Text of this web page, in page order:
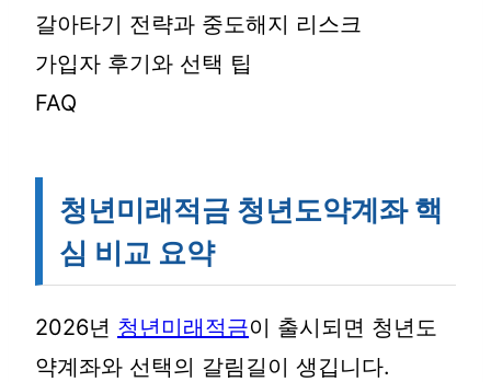
갈아타기 전략과 중도해지 리스크
가입자 후기와 선택 팁
FAQ
청년미래적금 청년도약계좌 핵
심 비교 요약
2026년 청년미래적금이 출시되면 청년도
약계좌와 선택의 갈림길이 생깁니다.